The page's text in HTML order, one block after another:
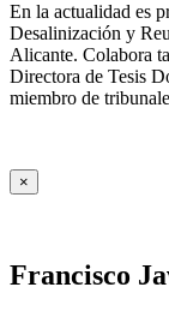
En la actualidad es
Desalinización y
Alicante. Colabora
Directora de Tesis
miembro de
×
Francisco